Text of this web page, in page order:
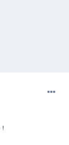
!